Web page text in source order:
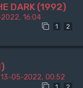
DARK (1992)
16:04
1 2
13-05-2022, 00:52